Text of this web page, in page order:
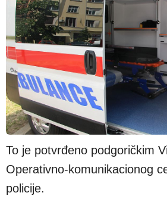
To je potvrđeno podgoričkim
Operativno-komunikacionog
policije.